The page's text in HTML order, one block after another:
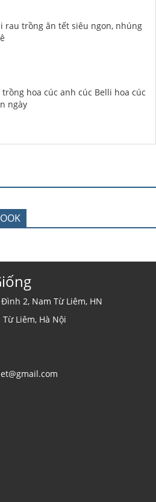
rau trồng ăn tết siêu ngon, nhúng
trồng hoa cúc anh cúc Belli hoa cúc
ngày
2, Nam Từ Liêm, HN
Liêm, Hà Nội